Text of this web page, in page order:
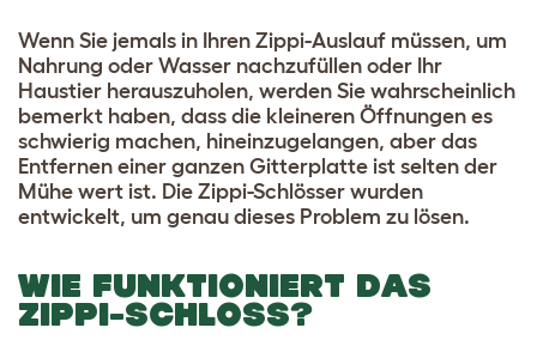
Wenn Sie jemals in Ihren Zippi-Auslauf müssen, um
Nahrung oder Wasser nachzufüllen oder Ihr
Haustier herauszuholen, werden Sie wahrscheinlich
bemerkt haben, dass die kleineren Öffnungen es
schwierig machen, hineinzugelangen, aber das
Entfernen einer ganzen Gitterplatte ist selten der
Mühe wert ist. Die Zippi-Schlösser wurden
entwickelt, um genau dieses Problem zu lösen.
WIE FUNKTIONIERT DAS
ZIPPI-SCHLOSS?